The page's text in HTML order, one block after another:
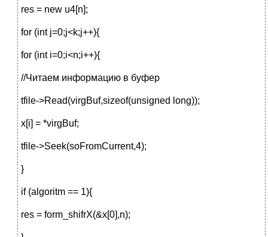
res = new u4[n];
for (int j=0;j<k;j++){
for (int i=0;i<n;i++){
//Читаем информацию в буфер
tfile->Read(virgBuf,sizeof(unsigned long));
x[i] = *virgBuf;
tfile->Seek(soFromCurrent,4);
}
if (algoritm == 1){
res = form_shifrX(&x[0],n);